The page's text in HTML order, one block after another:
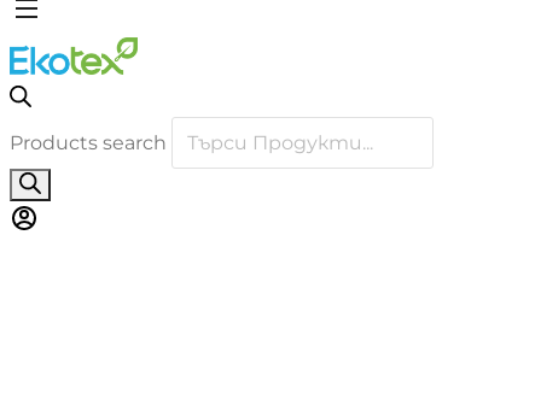
Products search